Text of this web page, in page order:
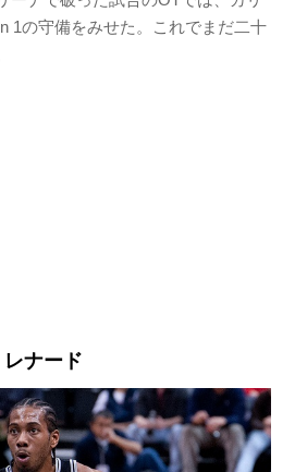
1の守備をみせた。これでまだ二十
ナード